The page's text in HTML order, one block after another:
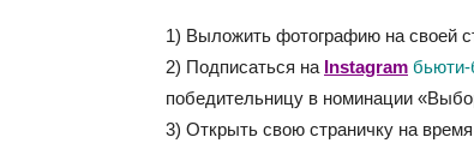
1) Выложить фотографию на своей
2) Подписаться на Instagram бьюти-
победительницу в номинации
3) Открыть свою страничку на